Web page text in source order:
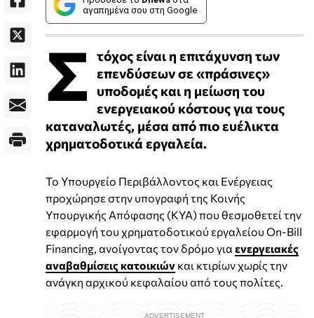
αγαπημένα σου στη Google
Σ τόχος είναι η επιτάχυνση των
επενδύσεων σε «πράσινες»
υποδομές και η μείωση του
ενεργειακού κόστους για τους
καταναλωτές, μέσα από πιο ευέλικτα
χρηματοδοτικά εργαλεία.
Το Υπουργείο Περιβάλλοντος και Ενέργειας
προχώρησε στην υπογραφή της Κοινής
Υπουργικής Απόφασης (ΚΥΑ) που θεσμοθετεί την
εφαρμογή του χρηματοδοτικού εργαλείου On-Bill
Financing, ανοίγοντας τον δρόμο για ενεργειακές
αναβαθμίσεις κατοικιών και κτιρίων χωρίς την
ανάγκη αρχικού κεφαλαίου από τους πολίτες.